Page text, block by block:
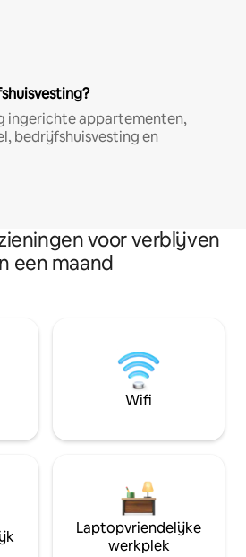
ingerichte appartementen,
bedrijfshuisvesting en
voor verblijven
een maand
Wifi
Laptopvriendelijke
werkplek